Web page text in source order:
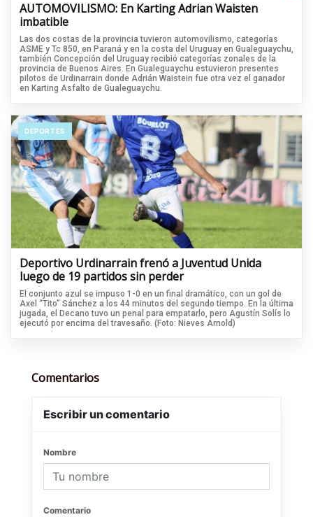
AUTOMOVILISMO: En Karting Adrian Waisten
imbatible
Las dos costas de la provincia tuvieron automovilismo, categorías
ASME y Tc 850, en Paraná y en la costa del Uruguay en Gualeguaychu,
también Concepción del Uruguay recibió categorías zonales de la
provincia de Buenos Aires. En Gualeguaychu estuvieron presentes
pilotos de Urdinarrain donde Adrián Waistein fue otra vez el ganador
en Karting Asfalto de Gualeguaychu.
DEPORTES
Deportivo Urdinarrain frenó a Juventud Unida
luego de 19 partidos sin perder
El conjunto azul se impuso 1-0 en un final dramático, con un gol de
Axel “Tito” Sánchez a los 44 minutos del segundo tiempo. En la última
jugada, el Decano tuvo un penal para empatarlo, pero Agustín Solís lo
ejecutó por encima del travesaño. (Foto: Nieves Arnold)
Comentarios
Escribir un comentario
Nombre
Comentario